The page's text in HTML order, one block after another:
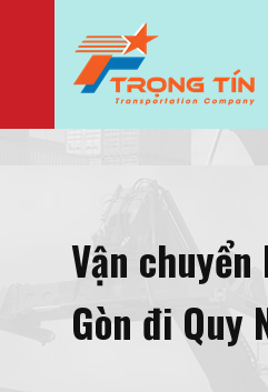
Vận chuyển
Gòn đi Quy